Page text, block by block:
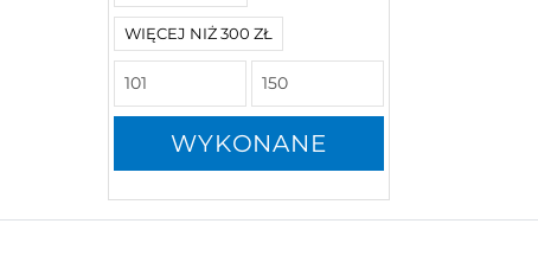
WIĘCEJ NIŻ 300 ZŁ
WYKONANE